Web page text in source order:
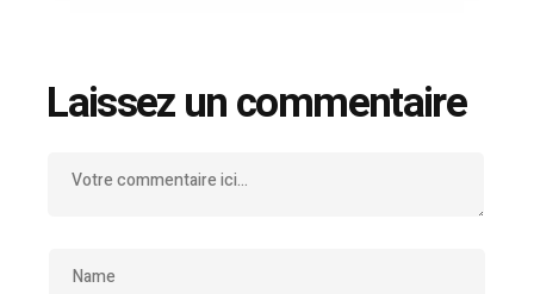
Laissez un commentaire